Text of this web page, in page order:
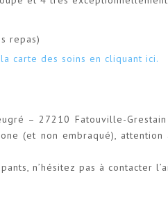
repas)
carte des soins en cliquant ici.
– 27210 Fatouville-
(et non embraqué),
n’hésitez pas à contacter